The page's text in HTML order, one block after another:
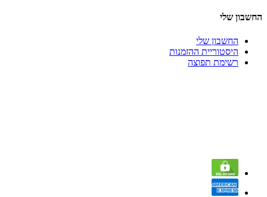
החשבון שלי
החשבון שלי
היסטוריית ההזמנות
רשימת תפוצה